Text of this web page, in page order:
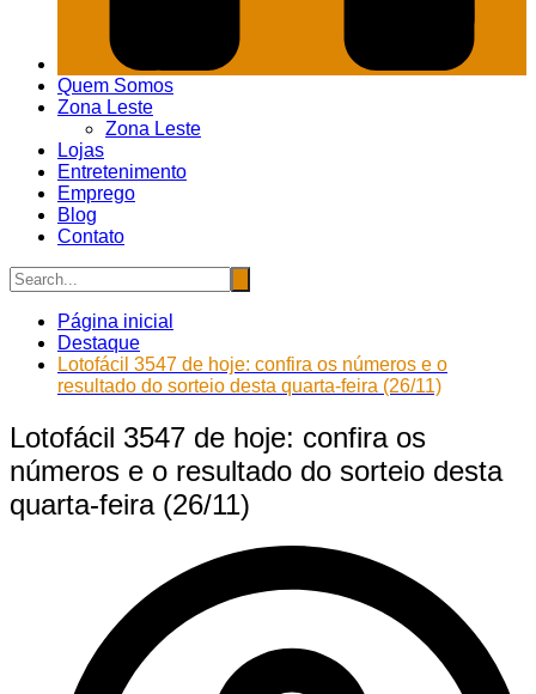
Quem Somos
Zona Leste
Zona Leste
Lojas
Entretenimento
Emprego
Blog
Contato
Página inicial
Destaque
Lotofácil 3547 de hoje: confira os números e o
resultado do sorteio desta quarta-feira (26/11)
Lotofácil 3547 de hoje: confira os
números e o resultado do sorteio desta
quarta-feira (26/11)